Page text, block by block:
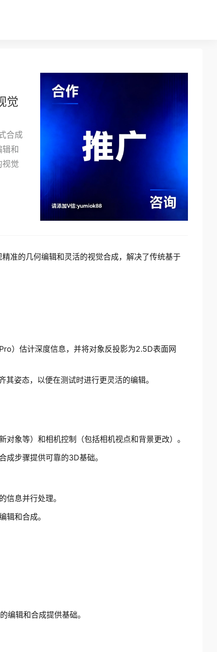
觉
合成
和
觉
准的几何编辑和灵活的视觉合成，解决了传统基于
）估计深度信息，并将对象反投影为2.5D表面网
姿态，以便在测试时进行更灵活的编辑。
象等）和相机控制（包括相机视点和背景更改）。
步骤提供可靠的3D基础。
息并行处理。
辑和合成。
编辑和合成提供基础。